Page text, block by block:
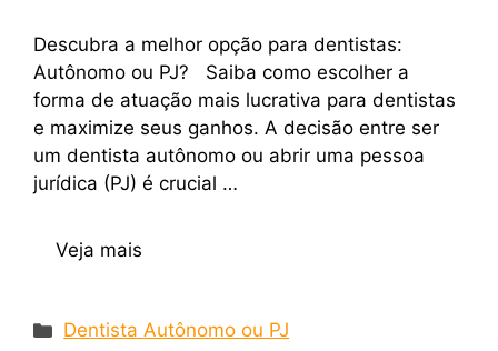
Descubra a melhor opção para dentistas:
Autônomo ou PJ? Saiba como escolher a
forma de atuação mais lucrativa para dentistas
e maximize seus ganhos. A decisão entre ser
um dentista autônomo ou abrir uma pessoa
jurídica (PJ) é crucial …
Veja mais
Dentista Autônomo ou PJ